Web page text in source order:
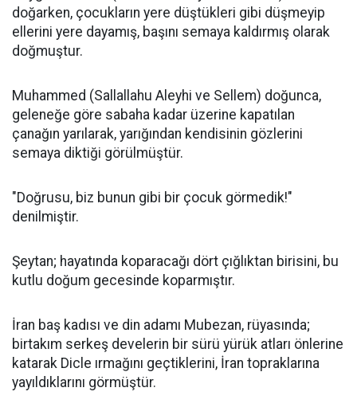
doğarken, çocukların yere düştükleri gibi düşmeyip
ellerini yere dayamış, başını semaya kaldırmış olarak
doğmuştur.
Muhammed (Sallallahu Aleyhi ve Sellem) doğunca,
geleneğe göre sabaha kadar üzerine kapatılan
çanağın yarılarak, yarığından kendisinin gözlerini
semaya diktiği görülmüştür.
"Doğrusu, biz bunun gibi bir çocuk görmedik!"
denilmiştir.
Şeytan; hayatında koparacağı dört çığlıktan birisini, bu
kutlu doğum gecesinde koparmıştır.
İran baş kadısı ve din adamı Mubezan, rüyasında;
birtakım serkeş develerin bir sürü yürük atları önlerine
katarak Dicle ırmağını geçtiklerini, İran topraklarına
yayıldıklarını görmüştür.